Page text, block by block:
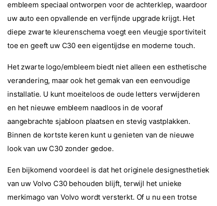
embleem speciaal ontworpen voor de achterklep, waardoor
uw auto een opvallende en verfijnde upgrade krijgt. Het
diepe zwarte kleurenschema voegt een vleugje sportiviteit
toe en geeft uw C30 een eigentijdse en moderne touch.
Het zwarte logo/embleem biedt niet alleen een esthetische
verandering, maar ook het gemak van een eenvoudige
installatie. U kunt moeiteloos de oude letters verwijderen
en het nieuwe embleem naadloos in de vooraf
aangebrachte sjabloon plaatsen en stevig vastplakken.
Binnen de kortste keren kunt u genieten van de nieuwe
look van uw C30 zonder gedoe.
Een bijkomend voordeel is dat het originele designesthetiek
van uw Volvo C30 behouden blijft, terwijl het unieke
merkimago van Volvo wordt versterkt. Of u nu een trotse